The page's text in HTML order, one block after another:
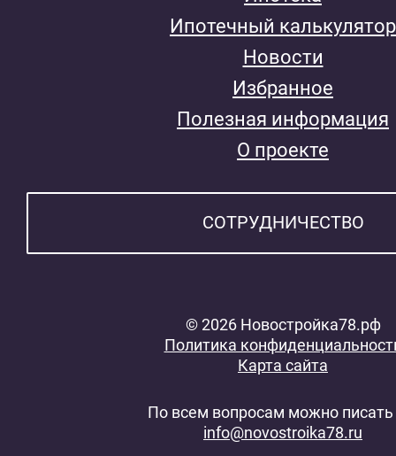
Ипотечный калькулятор
Новости
Избранное
Полезная информация
О проекте
СОТРУДНИЧЕСТВО
© 2026 Новостройка78.рф
Политика
Карта сайта
По всем вопросам можно писать
info@novostroika78.ru